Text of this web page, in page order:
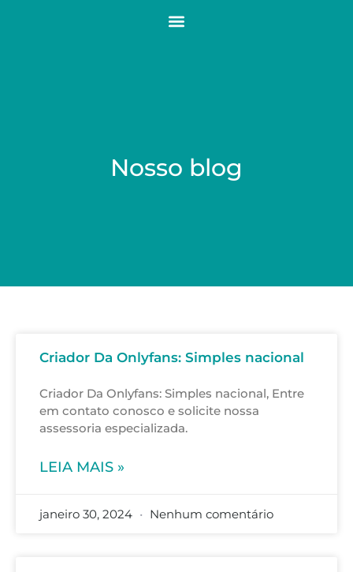
Nosso blog
Criador Da Onlyfans: Simples nacional
Criador Da Onlyfans: Simples nacional, Entre
em contato conosco e solicite nossa
assessoria especializada.
LEIA MAIS »
janeiro 30, 2024 Nenhum comentário